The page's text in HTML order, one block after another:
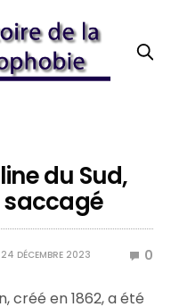
du Sud,
saccagé
24 DÉCEMBRE 2023 0
créé en 1862, a été